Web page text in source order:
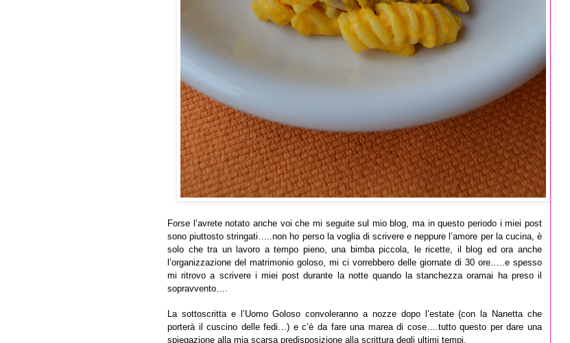
Forse l’avrete notato anche voi che mi seguite sul mio blog, ma in questo periodo i miei post
sono piuttosto stringati…..non ho perso la voglia di scrivere e neppure l’amore per la cucina, è
solo che tra un lavoro a tempo pieno, una bimba piccola, le ricette, il blog ed ora anche
l’organizzazione del matrimonio goloso, mi ci vorrebbero delle giornate di 30 ore…..e spesso
mi ritrovo a scrivere i miei post durante la notte quando la stanchezza oramai ha preso il
sopravvento….
La sottoscritta e l’Uomo Goloso convoleranno a nozze dopo l’estate (con la Nanetta che
porterà il cuscino delle fedi…) e c’è da fare una marea di cose….tutto questo per dare una
spiegazione alla mia scarsa predisposizione alla scrittura degli ultimi tempi.